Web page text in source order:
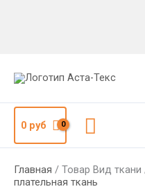
0руб Поиск
Главная / Товар Вид ткани
плательная ткань